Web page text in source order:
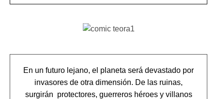
En un futuro lejano, el planeta será devastado por
invasores de otra dimensión. De las ruinas,
surgirán protectores, guerreros héroes y villanos